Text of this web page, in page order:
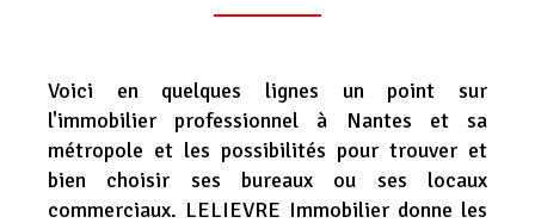
Appel d'offres
Nous rejoindre
Voici en quelques lignes un point sur
l'immobilier professionnel à Nantes et sa
métropole et les possibilités pour trouver et
bien choisir ses bureaux ou ses locaux
commerciaux. LELIEVRE Immobilier donne les